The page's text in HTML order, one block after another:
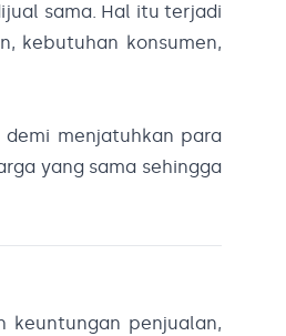
sama. Hal itu terjadi
kebutuhan konsumen,
menjatuhkan para
yang sama sehingga
keuntungan penjualan,